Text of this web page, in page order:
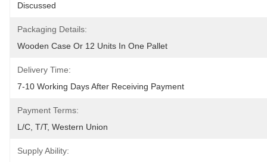
Discussed
Packaging Details:
Wooden Case Or 12 Units In One Pallet
Delivery Time:
7-10 Working Days After Receiving Payment
Payment Terms:
L/C, T/T, Western Union
Supply Ability: